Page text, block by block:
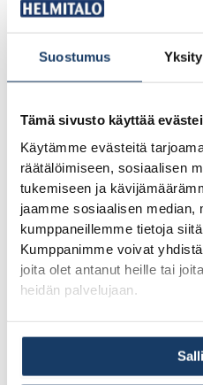
Suostumus
Tämä sivusto käyttää
Käytämme evästeitä
räätälöimiseen, sosiaalisen
tukemiseen ja
jaamme sosiaalisen median,
kumppaneillemme tietoja
Kumppanimme voivat
joita olet antanut heille tai
heidän palvelujaan.
Sopuhelmi, 88
Pikkuhelmi,
Oivahelmi, 109
Onnenhelmi,
Perhehelmi,
Snadit